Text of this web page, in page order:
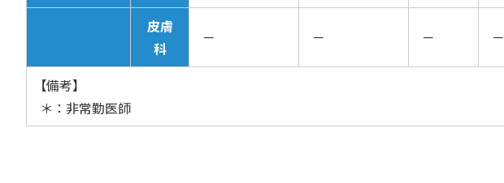
皮膚
科
－ － － －
【備考】
＊：非常勤医師